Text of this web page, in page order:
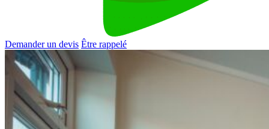
Demander un devis Être rappelé